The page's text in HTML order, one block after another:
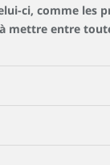
ci, comme les
à mettre entre